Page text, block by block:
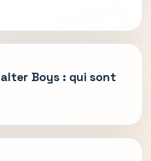
Boys : qui sont